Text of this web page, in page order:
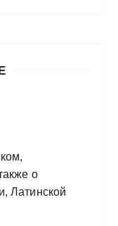
о
Латинской